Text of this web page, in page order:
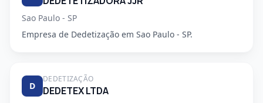
Sao Paulo - SP
Empresa de Dedetização em Sao Paulo - SP.
D
DEDETIZAÇÃO
DEDETEX LTDA